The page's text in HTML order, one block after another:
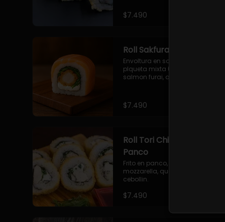
$7.490
Roll Sakfurai en Salmon
Envoltura en salmon fresco o
plqueta mixta (salmon-palta),
salmon furai, queso crema,
$7.490
Roll Tori Chizu Furai en
Panco
Frito en panco, Pollo furai, queso
mozzarella, queso philadelphia,
cebollin.
$7.490